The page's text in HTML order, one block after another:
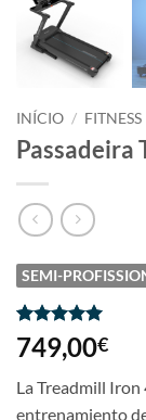
INÍCIO / FITNESS
Passadeira
SEMI-
Classificado
com5em
em
6
classificações
749,00€
La Treadmill Iron
entrenamiento